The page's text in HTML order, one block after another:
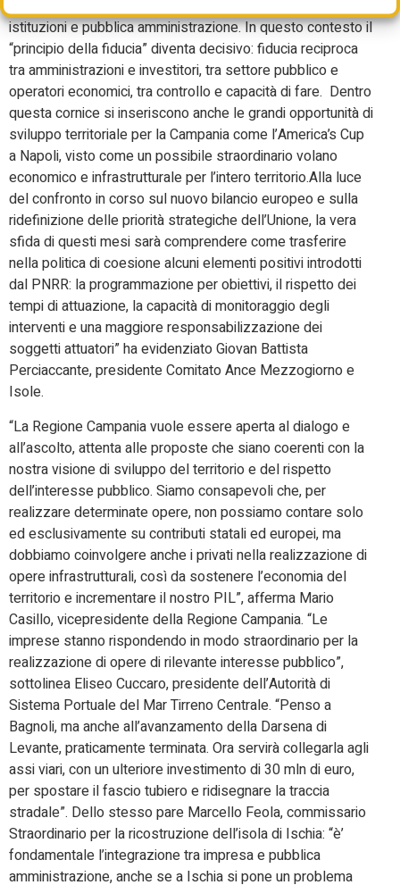
istituzioni e pubblica amministrazione. In questo contesto il
“principio della fiducia” diventa decisivo: fiducia reciproca
tra amministrazioni e investitori, tra settore pubblico e
operatori economici, tra controllo e capacità di fare. Dentro
questa cornice si inseriscono anche le grandi opportunità di
sviluppo territoriale per la Campania come l’America’s Cup
a Napoli, visto come un possibile straordinario volano
economico e infrastrutturale per l’intero territorio.Alla luce
del confronto in corso sul nuovo bilancio europeo e sulla
ridefinizione delle priorità strategiche dell’Unione, la vera
sfida di questi mesi sarà comprendere come trasferire
nella politica di coesione alcuni elementi positivi introdotti
dal PNRR: la programmazione per obiettivi, il rispetto dei
tempi di attuazione, la capacità di monitoraggio degli
interventi e una maggiore responsabilizzazione dei
soggetti attuatori” ha evidenziato Giovan Battista
Perciaccante, presidente Comitato Ance Mezzogiorno e
Isole.
“La Regione Campania vuole essere aperta al dialogo e
all’ascolto, attenta alle proposte che siano coerenti con la
nostra visione di sviluppo del territorio e del rispetto
dell’interesse pubblico. Siamo consapevoli che, per
realizzare determinate opere, non possiamo contare solo
ed esclusivamente su contributi statali ed europei, ma
dobbiamo coinvolgere anche i privati nella realizzazione di
opere infrastrutturali, così da sostenere l’economia del
territorio e incrementare il nostro PIL”, afferma Mario
Casillo, vicepresidente della Regione Campania. “Le
imprese stanno rispondendo in modo straordinario per la
realizzazione di opere di rilevante interesse pubblico”,
sottolinea Eliseo Cuccaro, presidente dell’Autorità di
Sistema Portuale del Mar Tirreno Centrale. “Penso a
Bagnoli, ma anche all’avanzamento della Darsena di
Levante, praticamente terminata. Ora servirà collegarla agli
assi viari, con un ulteriore investimento di 30 mln di euro,
per spostare il fascio tubiero e ridisegnare la traccia
stradale”. Dello stesso pare Marcello Feola, commissario
Straordinario per la ricostruzione dell’isola di Ischia: “è’
fondamentale l’integrazione tra impresa e pubblica
amministrazione, anche se a Ischia si pone un problema